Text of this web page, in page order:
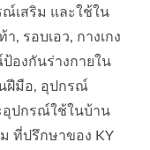
เสริม และใช้ใน
, รอบเอว, กางเกง
องกันร่างกายใน
ฝีมือ, อุปกรณ์
อุปกรณ์ใช้ในบ้าน
ที่ปรึกษาของ KY